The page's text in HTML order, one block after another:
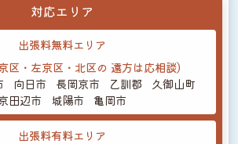
対応エリア
出張料無料エリア
区・左京区・北区の 遠方は応相談)
向日市 長岡京市 乙訓郡
久御山町
田辺市
城陽市 亀岡市
出張料有料エリア